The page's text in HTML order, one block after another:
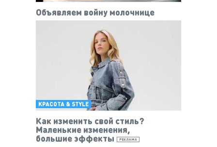
Объявляем войну молочнице
КРАСОТА & STYLE
Как изменить свой стиль?
Маленькие изменения,
большие эффекты РЕКЛАМА